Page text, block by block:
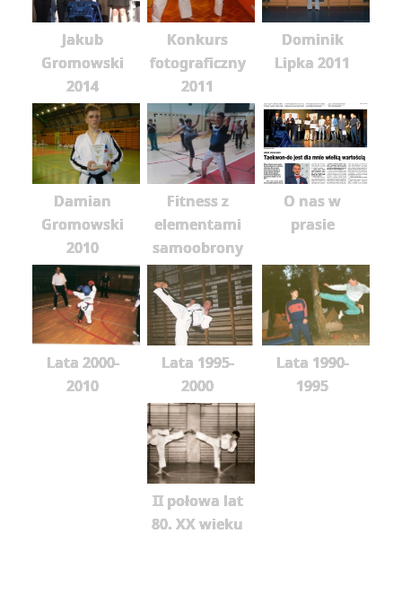
Jakub
Gromowski
2014
Konkurs
fotograficzny
2011
Dominik
Lipka 2011
Damian
Gromowski
2010
Fitness z
elementami
samoobrony
O nas w
prasie
Lata 2000-
2010
Lata 1995-
2000
Lata 1990-
1995
II połowa lat
80. XX wieku